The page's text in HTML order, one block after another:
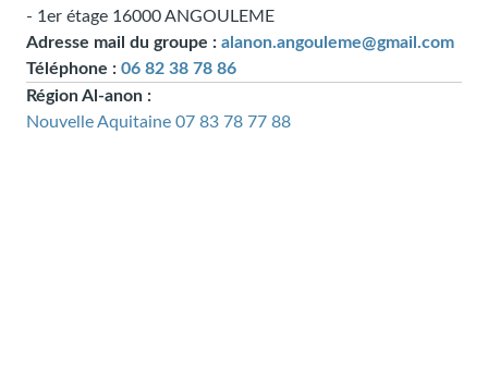
- 1er étage 16000ANGOULEME
Adresse mail du groupe : alanon.angouleme@gmail.com
Téléphone : 06 82 38 78 86
Région Al-anon :
Nouvelle Aquitaine 07 83 78 77 88